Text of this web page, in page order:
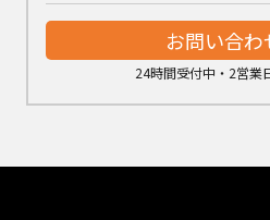
お問い合わ
24時間受付中・2営業